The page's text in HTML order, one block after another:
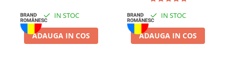
Hrană Broaște Țestoase
Întreținere Acvariu
IN STOC
ADAUGA IN COS
IN STOC
ADAUGA IN COS